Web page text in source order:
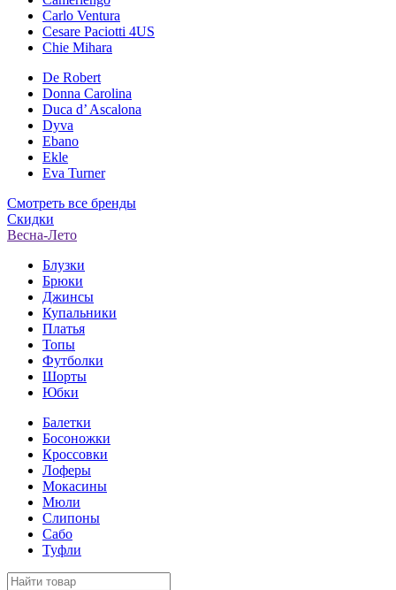
Carlo Ventura
Cesare Paciotti 4US
Chie Mihara
De Robert
Donna Carolina
Duca d’ Ascalona
Dyva
Ebano
Ekle
Eva Turner
Смотреть все бренды
Скидки
Весна-Лето
Блузки
Брюки
Джинсы
Купальники
Платья
Топы
Футболки
Шорты
Юбки
Балетки
Босоножки
Кроссовки
Лоферы
Мокасины
Мюли
Слипоны
Сабо
Туфли
Поиск